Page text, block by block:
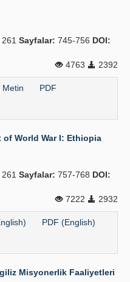
Sayfalar: 745-756 DOI:
4763
2392
Metin PDF
World War I: Ethiopia
Sayfalar: 757-768 DOI:
7222
2932
PDF (English)
Misyonerlik Faaliyetleri